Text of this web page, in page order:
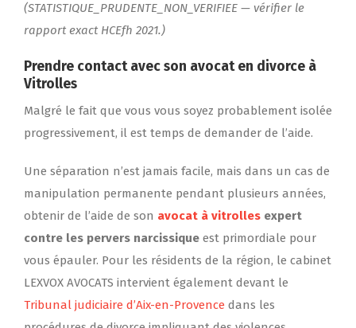
(STATISTIQUE_PRUDENTE_NON_VERIFIEE — vérifier le
rapport exact HCEfh 2021.)
Prendre contact avec son avocat en divorce à
Vitrolles
Malgré le fait que vous vous soyez probablement isolée
progressivement, il est temps de demander de l’aide.
Une séparation n’est jamais facile, mais dans un cas de
manipulation permanente pendant plusieurs années,
obtenir de l’aide de son avocat à vitrolles expert
contre les pervers narcissique est primordiale pour
vous épauler. Pour les résidents de la région, le cabinet
LEXVOX AVOCATS intervient également devant le
Tribunal judiciaire d’Aix-en-Provence dans les